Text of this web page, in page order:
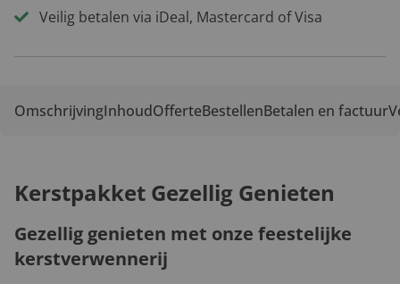
Veilig betalen via iDeal, Mastercard of Visa
OmschrijvingInhoudOfferteBestellenBetalen en factuur
Kerstpakket Gezellig Genieten
Gezellig genieten met onze feestelijke
kerstverwennerij